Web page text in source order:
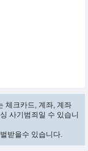
체크카드, 계좌, 계좌
사기범죄일 수 있습니
받을수 있습니다.